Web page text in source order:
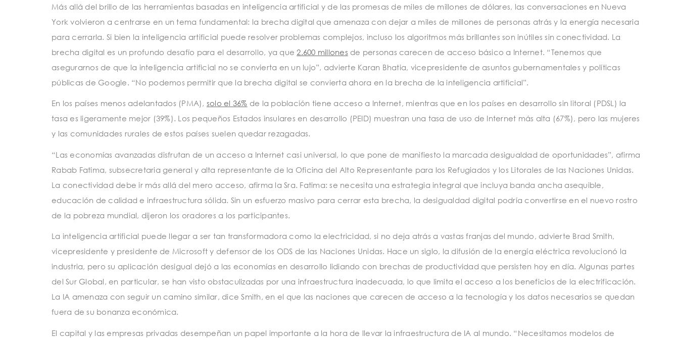
Más allá del brillo de las herramientas basadas en inteligencia artificial y de las promesas de miles de millones de dólares, las conversaciones en Nueva
York volvieron a centrarse en un tema fundamental: la brecha digital que amenaza con dejar a miles de millones de personas atrás y la energía necesaria
para cerrarla. Si bien la inteligencia artificial puede resolver problemas complejos, incluso los algoritmos más brillantes son inútiles sin conectividad. La
brecha digital es un profundo desafío para el desarrollo, ya que2.600 millones de personas carecen de acceso básico a Internet. “Tenemos que
asegurarnos de que la inteligencia artificial no se convierta en un lujo”, advierte Karan Bhatia, vicepresidente de asuntos gubernamentales y políticas
públicas de Google. “No podemos permitir que la brecha digital se convierta ahora en la brecha de la inteligencia artificial”.
En los países menos adelantados (PMA), solo el 36% de la población tiene acceso a Internet, mientras que en los países en desarrollo sin litoral (PDSL) la
tasa es ligeramente mejor (39%). Los pequeños Estados insulares en desarrollo (PEID) muestran una tasa de uso de Internet más alta (67%), pero las mujeres
y las comunidades rurales de estos países suelen quedar rezagadas.
“Las economías avanzadas disfrutan de un acceso a Internet casi universal, lo que pone de manifiesto la marcada desigualdad de oportunidades”, afirma
Rabab Fatima, subsecretaria general y alta representante de la Oficina del Alto Representante para los Refugiados y los Litorales de las Naciones Unidas.
La conectividad debe ir más allá del mero acceso, afirma la Sra. Fatima: se necesita una estrategia integral que incluya banda ancha asequible,
educación de calidad e infraestructura sólida. Sin un esfuerzo masivo para cerrar esta brecha, la desigualdad digital podría convertirse en el nuevo rostro
de la pobreza mundial, dijeron los oradores a los participantes.
La inteligencia artificial puede llegar a ser tan transformadora como la electricidad, si no deja atrás a vastas franjas del mundo, advierte Brad Smith,
vicepresidente y presidente de Microsoft y defensor de los ODS de las Naciones Unidas. Hace un siglo, la difusión de la energía eléctrica revolucionó la
industria, pero su aplicación desigual dejó a las economías en desarrollo lidiando con brechas de productividad que persisten hoy en día. Algunas partes
del Sur Global, en particular, se han visto obstaculizadas por una infraestructura inadecuada, lo que limita el acceso a los beneficios de la electrificación.
La IA amenaza con seguir un camino similar, dice Smith, en el que las naciones que carecen de acceso a la tecnología y los datos necesarios se quedan
fuera de su bonanza económica.
El capital y las empresas privadas desempeñan un papel importante a la hora de llevar la infraestructura de IA al mundo. “Necesitamos modelos de